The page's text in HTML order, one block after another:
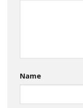
Name